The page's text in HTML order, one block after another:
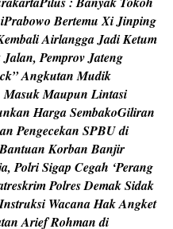
iPrabowo Bertemu XiJinping
embaliAirlanggaJadiKetum
Jalan, PemprovJateng
ck”Angkutan Mudik
MasukMaupun Lintasi
nkan HargaSembakoGiliran
an Pengecekan SPBUdi
Bantuan Korban Banjir
a, PolriSigap Cegah ‘Perang
treskrimPolresDemakSidak
Instruksi WacanaHakAngket
tan AriefRohman di